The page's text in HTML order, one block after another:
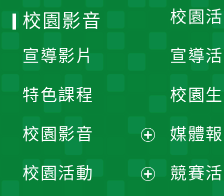
校園
宣導
校園
媒體
競賽
校園影音
宣導影片
特色課程
校園影音
開
校園活動